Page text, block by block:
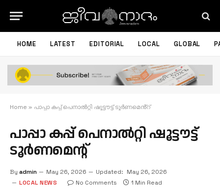
HOME LATEST EDITORIAL LOCAL GLOBAL
Home » പാപ്പാ കപ്പ് പെനാൽറ്റി ഷൂട്ടൗട്ട് ടൂർണമെൻ്റ്
പാപ്പാ കപ്പ് പെനാൽറ്റി ഷൂട്ടൗട്ട്
ടൂർണമെൻ്റ്
By admin May 26, 2026 Updated: May 26, 2026
LOCAL NEWS
No Comments 1 Min Read